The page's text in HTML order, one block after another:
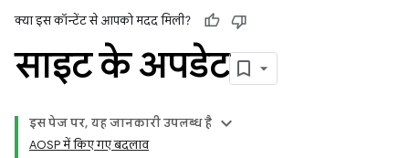
क्या इस कॉन्टेंट से आपको मदद मिली?
साइट के अपडेट
इस पेज पर, यह जानकारी उपलब्ध है
AOSP में किए गए बदलाव